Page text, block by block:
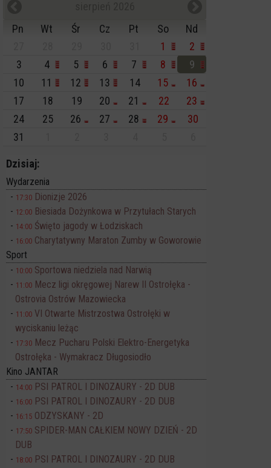
Pn
Wt Śr Cz Pt So
Nd
1
2
3
4 5 6 7 8
9
10
11 12 13 14 15
16
17
18 19 20 21 22
23
24
25 26 27 28 29
30
31
Dzisiaj:
Wydarzenia
17:30 Dionizje 2026
12:00 Biesiada Dożynkowa w Przytułach Starych
14:00 Święto jagody w Łodziskach
16:00 Charytatywny Maraton Zumby w Goworowie
Sport
10:00 Sportowa niedziela nad Narwią
11:00 Mecz ligi okręgowej Narew II Ostrołęka -
Ostrovia Ostrów Mazowiecka
11:00 VI Otwarte Mistrzostwa Ostrołęki w
wyciskaniu leżąc
17:30 Mecz Pucharu Polski Elektro-Energetyka
Ostrołęka - Wymakracz Długosiodło
Kino JANTAR
14:00 PSI PATROL I DINOZAURY - 2D DUB
16:00 PSI PATROL I DINOZAURY - 2D DUB
16:15 ODZYSKANY - 2D
17:50 SPIDER-MAN CAŁKIEM NOWY DZIEŃ - 2D
DUB
18:00 PSI PATROL I DINOZAURY - 2D DUB